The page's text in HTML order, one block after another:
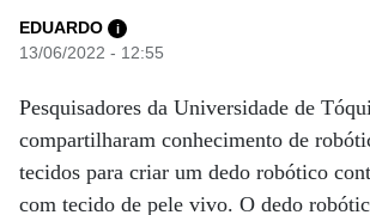
EDUARDO i
13/06/2022 - 12:55
Pesquisadores da Universidade de
compartilharam conhecimento de
tecidos para criar um dedo robótico
com tecido de pele vivo. O dedo